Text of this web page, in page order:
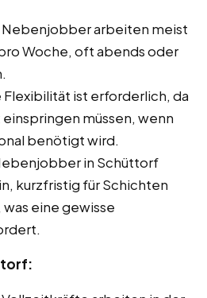
Nebenjobber arbeiten meist
Woche, oft abends oder
Flexibilität ist erforderlich, da
müssen, wenn
benötigt wird.
in Schüttorf
kurzfristig für Schichten
eine gewisse